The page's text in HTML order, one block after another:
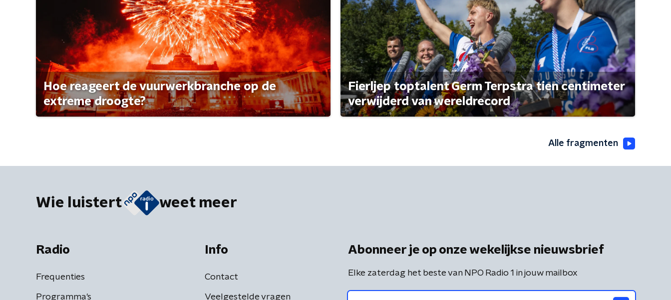
Hoe reageert de vuurwerkbranche op de
extreme droogte?
Fierljep toptalent Germ Terpstra tien centimeter
verwijderd van wereldrecord
Alle fragmenten
Wie luistert weet meer
Radio
Frequenties
Programma's
Info
Contact
Veelgestelde vragen
Abonneer je op onze wekelijkse nieuwsbrief
Elke zaterdag het beste van NPO Radio 1 in jouw mailbox